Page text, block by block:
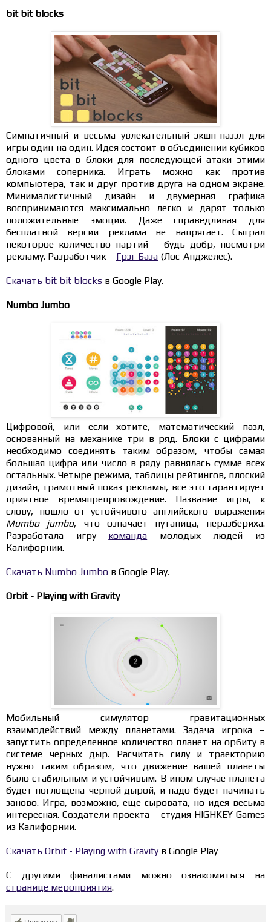
bit bit blocks
Симпатичный и весьма увлекательный экшн-паззл для
игры один на один. Идея состоит в объединении кубиков
одного цвета в блоки для последующей атаки этими
блоками соперника. Играть можно как против
компьютера, так и друг против друга на одном экране.
Минималистичный дизайн и двумерная графика
воспринимаются максимально легко и дарят только
положительные эмоции. Даже справедливая для
бесплатной версии реклама не напрягает. Сыграл
некоторое количество партий – будь добр, посмотри
рекламу. Разработчик – Грэг База (Лос-Анджелес).
Скачать bit bit blocks в Google Play.
Numbo Jumbo
Цифровой, или если хотите, математический пазл,
основанный на механике три в ряд. Блоки с цифрами
необходимо соединять таким образом, чтобы самая
большая цифра или число в ряду равнялась сумме всех
остальных. Четыре режима, таблицы рейтингов, плоский
дизайн, грамотный показ рекламы, всё это гарантирует
приятное времяпрепровождение. Название игры, к
слову, пошло от устойчивого английского выражения
Mumbo jumbo, что означает путаница, неразбериха.
Разработала игру команда молодых людей из
Калифорнии.
Скачать Numbo Jumbo в Google Play.
Orbit - Playing with Gravity
Мобильный симулятор гравитационных
взаимодействий между планетами. Задача игрока –
запустить определенное количество планет на орбиту в
системе черных дыр. Расчитать силу и траекторию
нужно таким образом, что движение вашей планеты
было стабильным и устойчивым. В ином случае планета
будет поглощена черной дырой, и надо будет начинать
заново. Игра, возможно, еще сыровата, но идея весьма
интересная. Создатели проекта – студия HIGHKEY Games
из Калифорнии.
Скачать Orbit - Playing with Gravity в Google Play
С другими финалистами можно ознакомиться на
странице мероприятия.